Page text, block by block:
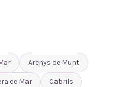
Arenys de Munt
de Mar Cabrils